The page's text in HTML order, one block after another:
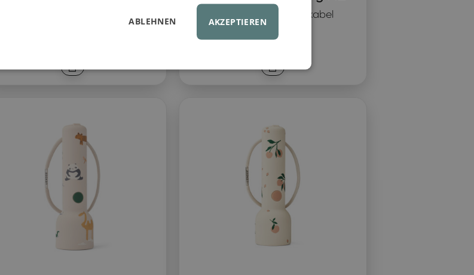
LED, BPA-frei, Netzkabel
AKZEPTIEREN
ABLEHNEN